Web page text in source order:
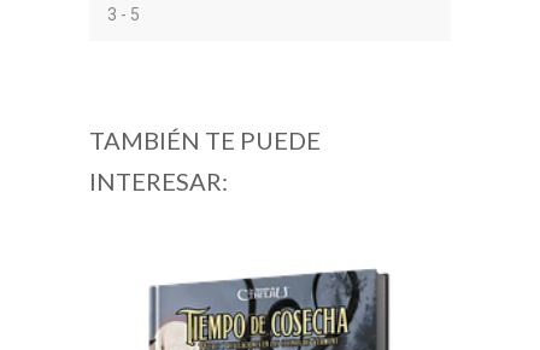
3 - 5
TAMBIÉN TE PUEDE
INTERESAR: